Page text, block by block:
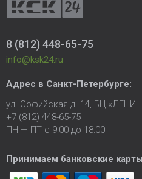
8 (812) 448-65-75
info@ksk24.ru
Адрес в Санкт-Петербурге:
ул. Софийская д. 14, БЦ
+7 (812) 448-65-75
ПН — ПТ с 9:00 до 18:00
Принимаем банковские